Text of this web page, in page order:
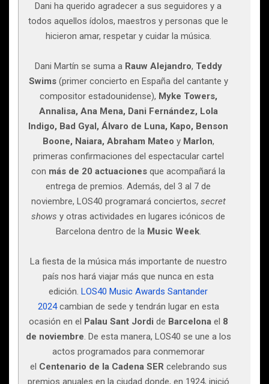
Dani ha querido agradecer a sus seguidores y a
todos aquellos ídolos, maestros y personas que le
hicieron amar, respetar y cuidar la música.
Dani Martín se suma a Rauw Alejandro, Teddy
Swims(primer concierto en España del cantante y
compositor estadounidense), Myke Towers,
Annalisa, Ana Mena, Dani Fernández, Lola
Indigo, Bad Gyal, Álvaro de Luna, Kapo, Benson
Boone, Naiara, Abraham Mateo yMarlon,
primeras confirmaciones del espectacular cartel
con más de 20 actuaciones que acompañará la
entrega de premios. Además, del 3 al 7 de
noviembre, LOS40 programará conciertos, secret
shows y otras actividades en lugares icónicos de
Barcelona dentro de la Music Week.
La fiesta de la música más importante de nuestro
país nos hará viajar más que nunca en esta
edición. LOS40 Music Awards Santander
2024cambian de sede y tendrán lugar en esta
ocasión en el Palau Sant Jordi de Barcelona el 8
de noviembre. De esta manera, LOS40 se une a los
actos programados para conmemorar
el Centenario de la Cadena SER celebrando sus
premios anuales en la ciudad donde, en 1924, inició